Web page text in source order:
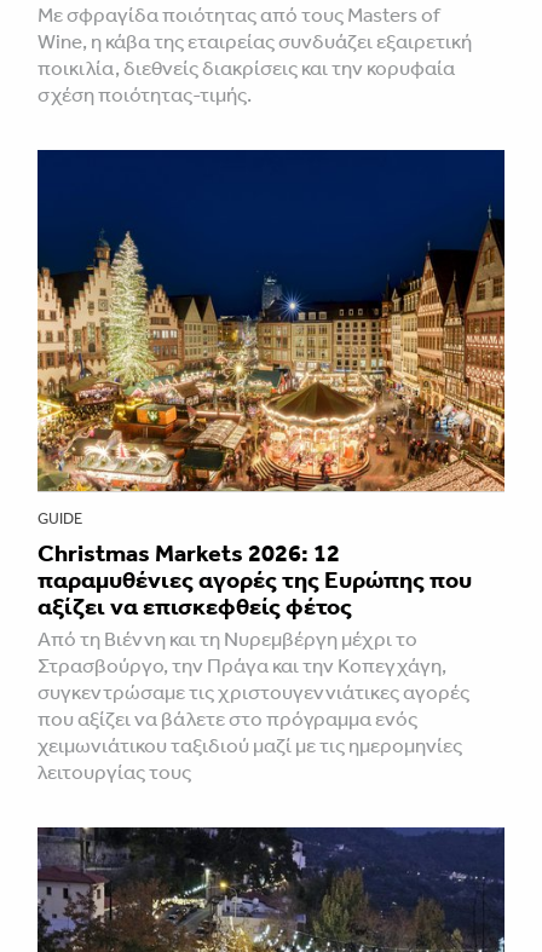
Με σφραγίδα ποιότητας από τους Masters of
Wine, η κάβα της εταιρείας συνδυάζει εξαιρετική
ποικιλία, διεθνείς διακρίσεις και την κορυφαία
σχέση ποιότητας-τιμής.
GUIDE
Christmas Markets 2026: 12
παραμυθένιες αγορές της Ευρώπης που
αξίζει να επισκεφθείς φέτος
Από τη Βιέννη και τη Νυρεμβέργη μέχρι το
Στρασβούργο, την Πράγα και την Κοπεγχάγη,
συγκεντρώσαμε τις χριστουγεννιάτικες αγορές
που αξίζει να βάλετε στο πρόγραμμα ενός
χειμωνιάτικου ταξιδιού μαζί με τις ημερομηνίες
λειτουργίας τους